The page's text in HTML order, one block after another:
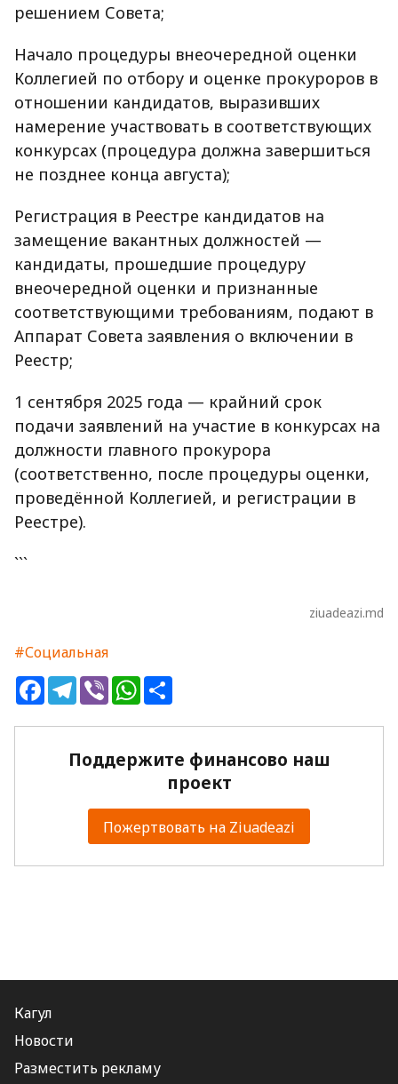
решением Совета;
Начало процедуры внеочередной оценки
Коллегией по отбору и оценке прокуроров в
отношении кандидатов, выразивших
намерение участвовать в соответствующих
конкурсах (процедура должна завершиться
не позднее конца августа);
Регистрация в Реестре кандидатов на
замещение вакантных должностей —
кандидаты, прошедшие процедуру
внеочередной оценки и признанные
соответствующими требованиям, подают в
Аппарат Совета заявления о включении в
Реестр;
1 сентября 2025 года — крайний срок
подачи заявлений на участие в конкурсах на
должности главного прокурора
(соответственно, после процедуры оценки,
проведённой Коллегией, и регистрации в
Реестре).
```
ziuadeazi.md
#Социальная
FacebookTelegram
ViberWhatsApp
Поддержите финансово наш
проект
Пожертвовать на Ziuadeazi
Кагул
Новости
Разместить рекламу